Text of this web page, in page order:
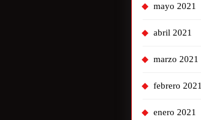
mayo 2021
abril 2021
marzo 2021
febrero 2021
enero 2021